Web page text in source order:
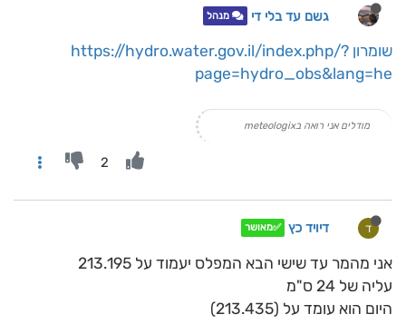
גשם עד בלי די מנהל
שומרון https://hydro.water.gov.il/index.php/?
page=hydro_obs&lang=he
מודלים אני רואה בmeteologix
2
ד דיויד כץ ✅מאושר
אני מהמר עד שישי הבא המפלס יעמוד על 213.195
עליה של 24 ס"מ
היום הוא עומד על (213.435)